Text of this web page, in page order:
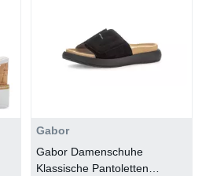
Gabor
Gabor Damenschuhe
Klassische Pantoletten